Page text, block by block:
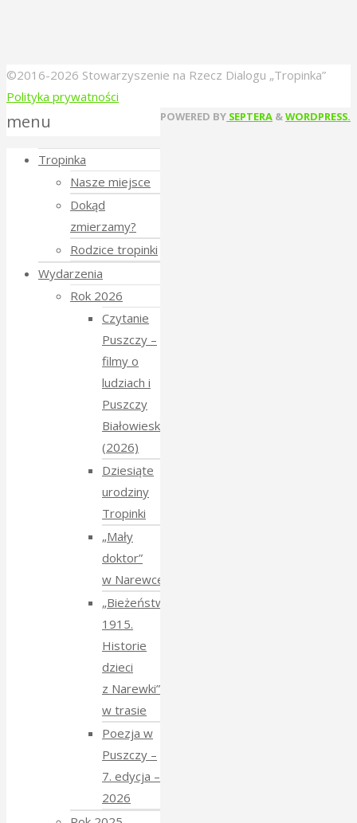
©2016-2026 Stowarzyszenie na Rzecz Dialogu „Tropinka”
Polityka prywatności
POWERED BY SEPTERA &WORDPRESS.
Back
Top
menu
Tropinka
Nasze miejsce
Dokąd
zmierzamy?
Rodzice tropinki
Wydarzenia
Rok 2026
Czytanie
Puszczy –
filmy o
ludziach i
Puszczy
Białowieskiej
(2026)
Dziesiąte
urodziny
Tropinki
„Mały
doktor”
w Narewce
„Bieżeństwo
1915.
Historie
dzieci
z Narewki”
w trasie
Poezja w
Puszczy –
7. edycja –
2026